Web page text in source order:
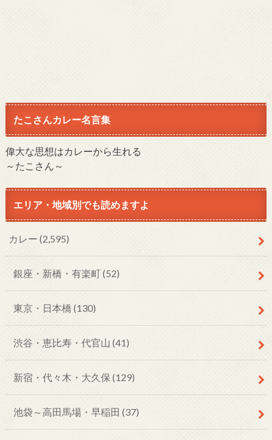
たこさんカレー名言集
偉大な思想はカレーから生れる
～たこさん～
エリア・地域別でも読めますよ
カレー (2,595)
銀座・新橋・有楽町(52)
東京・日本橋 (130)
渋谷・恵比寿・代官山 (41)
新宿・代々木・大久保 (129)
池袋～高田馬場・早稲田 (37)